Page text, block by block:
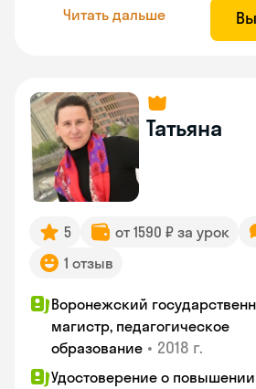
Читать дальше
Татьяна
5 от 1590 ₽ за урок
1 отзыв
Воронежский
магистр, педагогическое
образование • 2018 г.
Удостоверение о